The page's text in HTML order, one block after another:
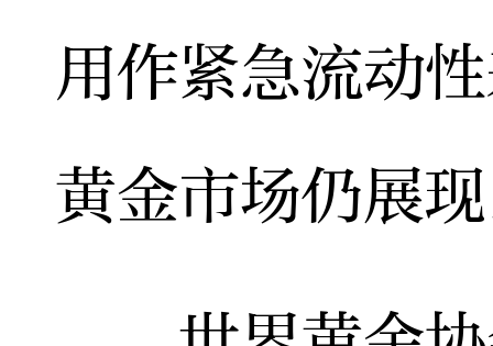
用作紧急流动
黄金市场仍展